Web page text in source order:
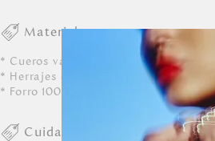
Materiales
* Cueros vacunos con textura
* Herrajes exclusivos en zamac con
* Forro 100% poliéster con
Cuidados